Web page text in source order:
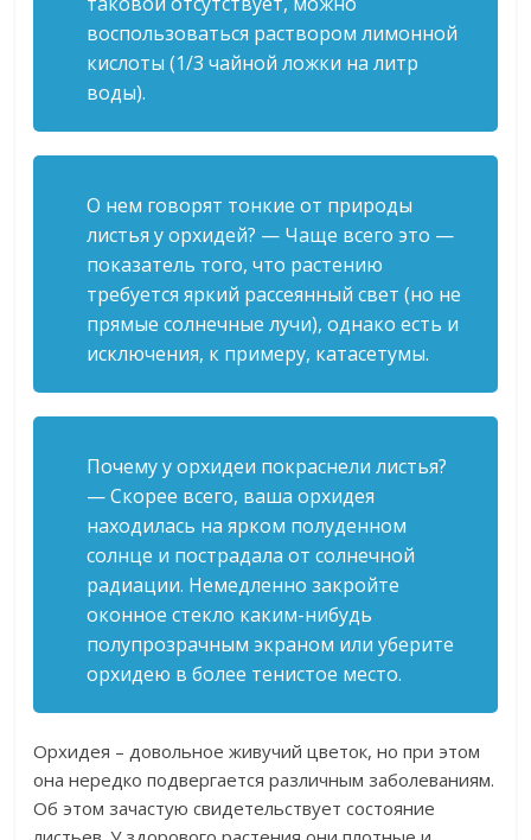
воспользоваться раствором лимонной
кислоты (1/3 чайной ложки на литр
воды).
О нем говорят тонкие от природы
листья у орхидей? — Чаще всего это —
показатель того, что растению
требуется яркий рассеянный свет (но не
прямые солнечные лучи), однако есть и
исключения, к примеру, катасетумы.
Почему у орхидеи покраснели листья?
— Скорее всего, ваша орхидея
находилась на ярком полуденном
солнце и пострадала от солнечной
радиации. Немедленно закройте
оконное стекло каким-нибудь
полупрозрачным экраном или уберите
орхидею в более тенистое место.
Орхидея – довольное живучий цветок, но при этом
она нередко подвергается различным заболеваниям.
Об этом зачастую свидетельствует состояние